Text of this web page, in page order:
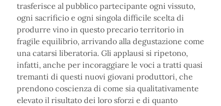
trasferisce al pubblico partecipante ogni vissuto,
ogni sacrificio e ogni singola difficile scelta di
produrre vino in questo precario territorio in
fragile equilibrio, arrivando alla degustazione come
una catarsi liberatoria. Gli applausi si ripetono,
infatti, anche per incoraggiare le voci a tratti quasi
tremanti di questi nuovi giovani produttori, che
prendono coscienza di come sia qualitativamente
elevato il risultato dei loro sforzi e di quanto